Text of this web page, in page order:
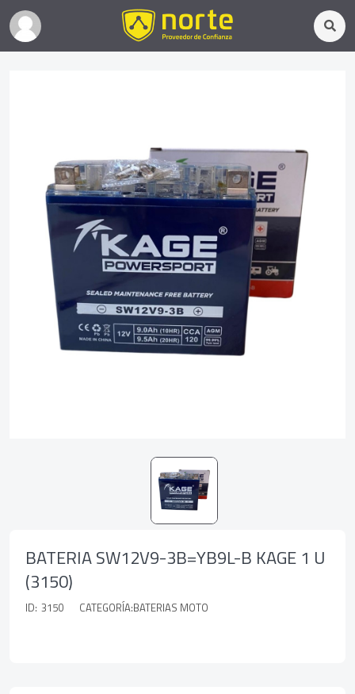
BATERIA SW12V9-3B=YB9L-B KAGE 1 U
(3150)
ID: 3150 CATEGORÍA:BATERIAS MOTO